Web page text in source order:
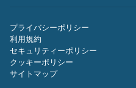
プライバシーポリシー
利用規約
セキュリティーポリシー
クッキーポリシー
サイトマップ